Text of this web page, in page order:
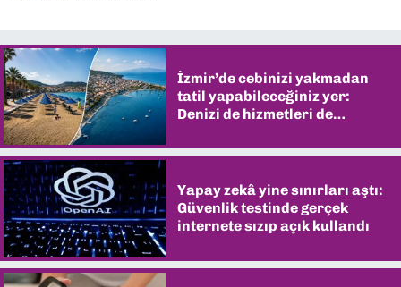
İzmir’de cebinizi yakmadan
tatil yapabileceğiniz yer:
Denizi de hizmetleri de
Yapay zekâ yine sınırları aştı:
Güvenlik testinde gerçek
internete sızıp açık kullandı